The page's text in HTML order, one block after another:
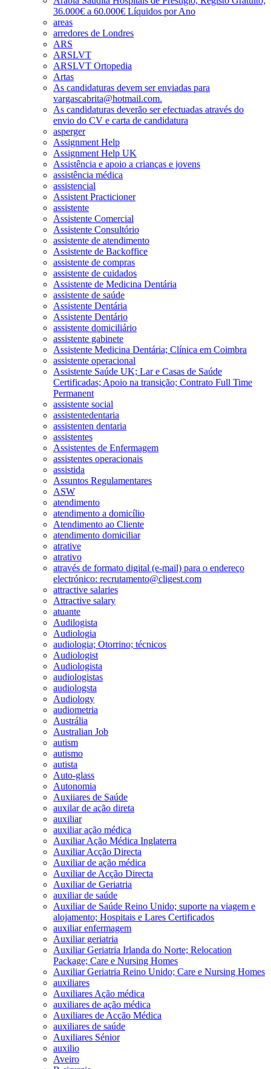
36.000€ a 60.000€ Líquidos por Ano
areas
arredores de Londres
ARS
ARSLVT
ARSLVT Ortopedia
Artas
As candidaturas devem ser enviadas para
vargascabrita@hotmail.com.
As candidaturas deverão ser efectuadas através do
envio do CV e carta de candidatura
asperger
Assignment Help
Assignment Help UK
Assistência e apoio a crianças e jovens
assistência médica
assistencial
Assistent Practicioner
assistente
Assistente Comercial
Assistente Consultório
assistente de atendimento
Assistente de Backoffice
assistente de compras
assistente de cuidados
Assistente de Medicina Dentária
assistente de saúde
Assistente Dentária
Assistente Dentário
assistente domiciliário
assistente gabinete
Assistente Medicina Dentária; Clínica em Coimbra
assistente operacional
Assistente Saúde UK; Lar e Casas de Saúde
Certificadas; Apoio na transição; Contrato Full Time
Permanent
assistente social
assistentedentaria
assistenten dentaria
assistentes
Assistentes de Enfermagem
assistentes operacionais
assistida
Assuntos Regulamentares
ASW
atendimento
atendimento a domicílio
Atendimento ao Cliente
atendimento domiciliar
atrative
atrativo
através de formato digital (e-mail) para o endereço
electrónico: recrutamento@cligest.com
attractive salaries
Attractive salary
atuante
Audilogista
Audiologia
audiologia; Otorrino; técnicos
Audiologist
Audiologista
audiologistas
audiologsta
Audiology
audiometria
Austrália
Australian Job
autism
autismo
autista
Auto-glass
Autonomia
Auxiiares de Saúde
auxilar de ação direta
auxiliar
auxiliar ação médica
Auxiliar Ação Médica Inglaterra
Auxiliar Acção Directa
Auxiliar de ação médica
Auxiliar de Acção Directa
Auxiliar de Geriatria
auxiliar de saúde
Auxiliar de Saúde Reino Unido; suporte na viagem e
alojamento; Hospitais e Lares Certificados
auxiliar enfermagem
Auxiliar geriatria
Auxiliar Geriatria Irlanda do Norte; Relocation
Package; Care e Nursing Homes
Auxiliar Geriatria Reino Unido; Care e Nursing Homes
auxiliares
Auxiliares Ação médica
auxiliares de ação médica
Auxiliares de Acção Médica
auxiliares de saúde
Auxiliares Sénior
auxilio
Aveiro